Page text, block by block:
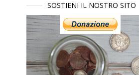
SOSTIENI IL NOSTRO SITO